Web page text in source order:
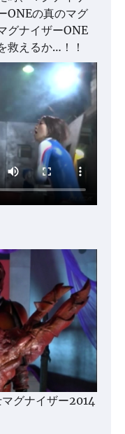
ONEの真のマグ
グナイザーONE
救えるか…！！
グナイザー2014